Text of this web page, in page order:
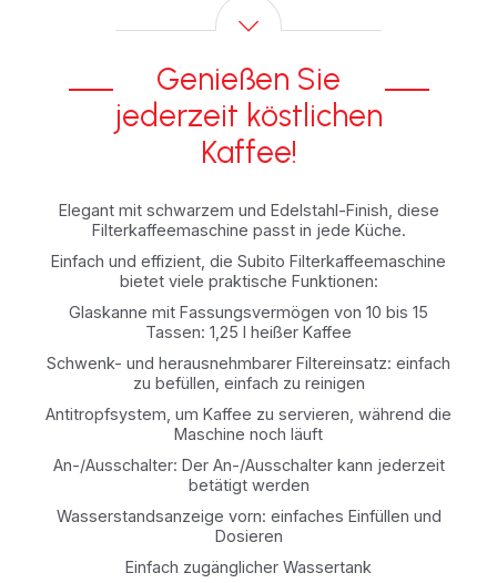
Genießen Sie
jederzeit köstlichen
Kaffee!
Elegant mit schwarzem und Edelstahl-Finish, diese
Filterkaffeemaschine passt in jede Küche.
Einfach und effizient, die Subito Filterkaffeemaschine
bietet viele praktische Funktionen:
Glaskanne mit Fassungsvermögen von 10 bis 15
Tassen: 1,25 l heißer Kaffee
Schwenk- und herausnehmbarer Filtereinsatz: einfach
zu befüllen, einfach zu reinigen
Antitropfsystem, um Kaffee zu servieren, während die
Maschine noch läuft
An-/Ausschalter: Der An-/Ausschalter kann jederzeit
betätigt werden
Wasserstandsanzeige vorn: einfaches Einfüllen und
Dosieren
Einfach zugänglicher Wassertank